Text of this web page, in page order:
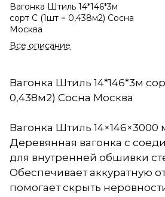
Вагонка Штиль 14*146*3м
сорт С (1шт = 0,438м2) Сосна
Москва
Все описание
Вагонка Штиль 14*146*3м
0,438м2) Сосна Москва
Вагонка Штиль 14×146×3000
Деревянная вагонка с
для внутренней обшивки
Обеспечивает аккуратную
помогает скрыть